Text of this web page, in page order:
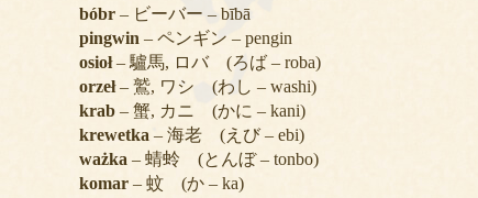
bóbr – ビーバー – bībā
pingwin – ペンギン – pengin
osioł– 驢馬, ロバ (ろば – roba)
orzeł– 鷲, ワシ (わし – washi)
krab – 蟹, カニ (かに – kani)
krewetka – 海老 (えび – ebi)
ważka – 蜻蛉 (とんぼ – tonbo)
komar – 蚊 (か – ka)